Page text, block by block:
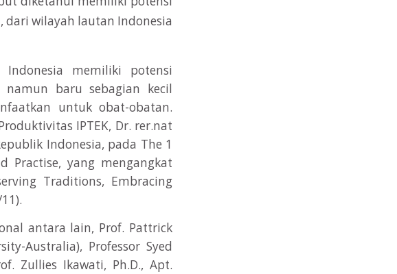
dari wilayah lautan Indonesia
Indonesia memiliki potensi
namun baru sebagian kecil
untuk obat-obatan.
IPTEK, Dr. rer.nat
Indonesia, pada The 1
Practise, yang mengangkat
Traditions, Embracing
antara lain, Prof. Pattrick
Australia), Professor Syed
Zullies Ikawati, Ph.D., Apt.